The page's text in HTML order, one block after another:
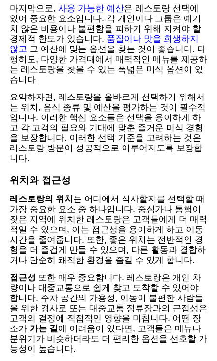
마지막으로, 사용 가능한 예산은 레스토랑 선택에
있어 중요한 요소입니다. 각 개인이나 그룹은 예기
치 않은 비용이나 불편함을 피하기 위해 지켜야 할
경제적 한도가 있습니다. 품질이나 맛을 희생하지
않고 그 예산에 맞는 옵션을 찾는 것이 좋습니다. 다
행히도, 다양한 가격대에서 매력적인 메뉴를 제공하
는 레스토랑을 찾을 수 있는 폭넓은 미식 옵션이 있
습니다.
요약하자면, 레스토랑을 올바르게 선택하기 위해서
는 위치, 음식 종류 및 예산을 평가하는 것이 필수적
입니다. 이러한 핵심 요소들은 선택을 용이하게 하
고 각 고객의 필요와 기대에 맞춘 즐거운 미식 경험
을 보장합니다. 이러한 선택 기준을 고려하는 것은
레스토랑 방문이 성공적으로 이루어지도록 보장합
니다.
위치와 접근성
레스토랑의 위치 는 어디에서 식사할지를 선택할 때
가장 중요한 요소 중 하나입니다. 중심가나 통행이
잦은 지역에 위치한 레스토랑은 고객들에게 더 매력
적일 수 있으며, 이는 접근성을 용이하게 하고 이동
시간을 줄여줍니다. 또한, 좋은 위치는 전반적인 경
험을 더 즐겁게 만들 수 있으며, 다른 활동과 결합하
거나 단순히 쾌적한 환경을 즐길 수 있게 합니다.
접근성 또한 매우 중요합니다. 레스토랑은 개인 차
량이나 대중교통으로 쉽게 찾고 도착할 수 있어야
합니다. 주차 공간의 가용성, 이동이 불편한 사람들
을 위한 경사로 또는 대중교통 정류장과의 근접성은
고객의 결정에 직접적인 영향을 미칩니다. 어떤 장
소가 가는 길에 어려움이 있다면, 고객들은 메뉴나
분위기가 비슷하더라도 더 편리한 옵션을 선호할 가
능성이 높습니다.